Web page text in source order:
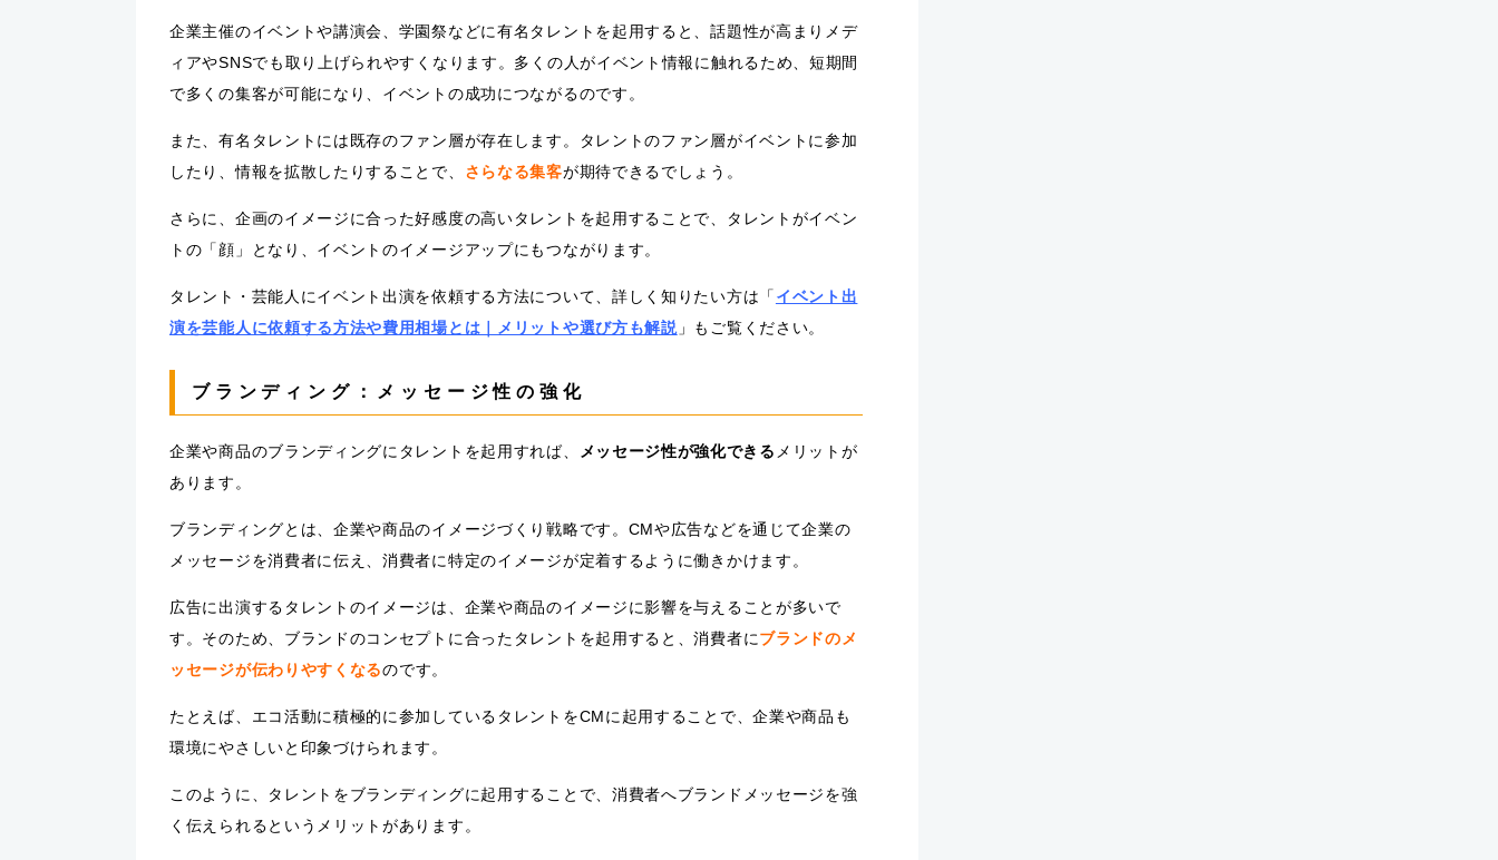
企業主催のイベントや講演会、学園祭などに有名タレントを起用すると、話題性が高まりメデ
ィアやSNSでも取り上げられやすくなります。多くの人がイベント情報に触れるため、短期間
で多くの集客が可能になり、イベントの成功につながるのです。
また、有名タレントには既存のファン層が存在します。タレントのファン層がイベントに参加
したり、情報を拡散したりすることで、 さらなる集客が期待できるでしょう。
さらに、企画のイメージに合った好感度の高いタレントを起用することで、タレントがイベン
トの「顔」となり、イベントのイメージアップにもつながります。
タレント・芸能人にイベント出演を依頼する方法について、詳しく知りたい方は「 イベント出
演を芸能人に依頼する方法や費用相場とは｜メリットや選び方も解説」もご覧ください。
ブランディング：メッセージ性の強化
企業や商品のブランディングにタレントを起用すれば、 メッセージ性が強化できる メリットが
あります。
ブランディングとは、企業や商品のイメージづくり戦略です。CMや広告などを通じて企業の
メッセージを消費者に伝え、消費者に特定のイメージが定着するように働きかけます。
広告に出演するタレントのイメージは、企業や商品のイメージに影響を与えることが多いで
す。そのため、ブランドのコンセプトに合ったタレントを起用すると、消費者にブランドのメ
ッセージが伝わりやすくなるのです。
たとえば、エコ活動に積極的に参加しているタレントをCMに起用することで、企業や商品も
環境にやさしいと印象づけられます。
このように、タレントをブランディングに起用することで、消費者へブランドメッセージを強
く伝えられるというメリットがあります。